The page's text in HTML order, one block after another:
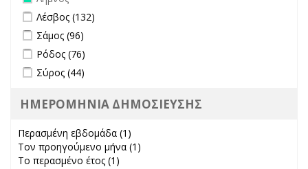
Apply Λέσβος filter
Λέσβος (132)
Apply Σάμος filter
Σάμος (96)
Apply Ρόδος filter
Ρόδος (76)
Apply Σύρος filter
Σύρος (44)
ΗΜΕΡΟΜΗΝΙΑ ΔΗΜΟΣΙΕΥΣΗΣ
Περασμένη εβδομάδα (1)
Τον προηγούμενο μήνα (1)
Το περασμένο έτος (1)